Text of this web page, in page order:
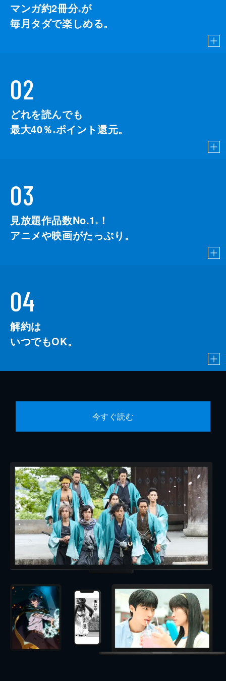
マンガ約2冊分※が
毎月タダで楽しめる。
02
どれを読んでも
最大40％ ※ポイント還元。
03
見放題作品数No.1 ※
！
アニメや映画がたっぷり。
04
解約は
いつでもOK。
今すぐ読む